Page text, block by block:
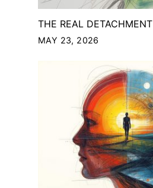
THE REAL DETACHMENT
MAY 23, 2026